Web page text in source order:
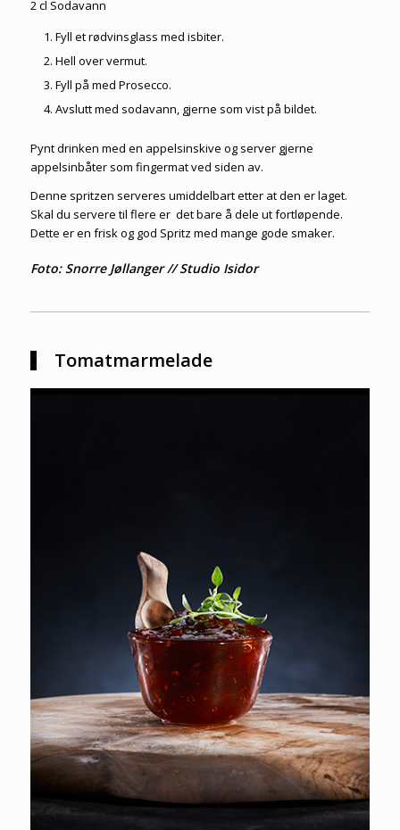
2 cl Sodavann
Fyll et rødvinsglass med isbiter.
Hell over vermut.
Fyll på med Prosecco.
Avslutt med sodavann, gjerne som vist på bildet.
Pynt drinken med en appelsinskive og server gjerne
appelsinbåter som fingermat ved siden av.
Denne spritzen serveres umiddelbart etter at den er laget.
Skal du servere til flere er det bare å dele ut fortløpende.
Dette er en frisk og god Spritz med mange gode smaker.
Foto: Snorre Jøllanger // Studio Isidor
Tomatmarmelade